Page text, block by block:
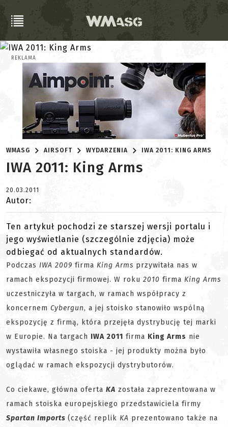
REKLAMA
WMASG AIRSOFT WYDARZENIA IWA 2011: KING ARMS
IWA 2011: King Arms
20.03.2011
Autor:
Ten artykuł pochodzi ze starszej wersji portalu i
jego wyświetlanie (szczególnie zdjęcia) może
odbiegać od aktualnych standardów.
Podczas IWA 2009 firma King Arms przywitała nas w
ramach ekspozycji firmowej. W roku 2010 firma King Arms
uczestniczyła w targach, w ramach współpracy z
koncernem Cybergun, a jej stoisko stanowiło wspólną
ekspozycję z firmą, która przejęła dystrybucję tej marki
w Europie. Na targach IWA 2011 firma King Arms nie
wystawiła własnego stoiska - jej produkty można było
oglądać w ramach ekspozycji dystrybutorów.
Co ciekawe, główna oferta KA została zaprezentowana w
ramach stoiska europejskiego przedstawiciela firmy
Spartan Imports (część replik KA prezentowano także na